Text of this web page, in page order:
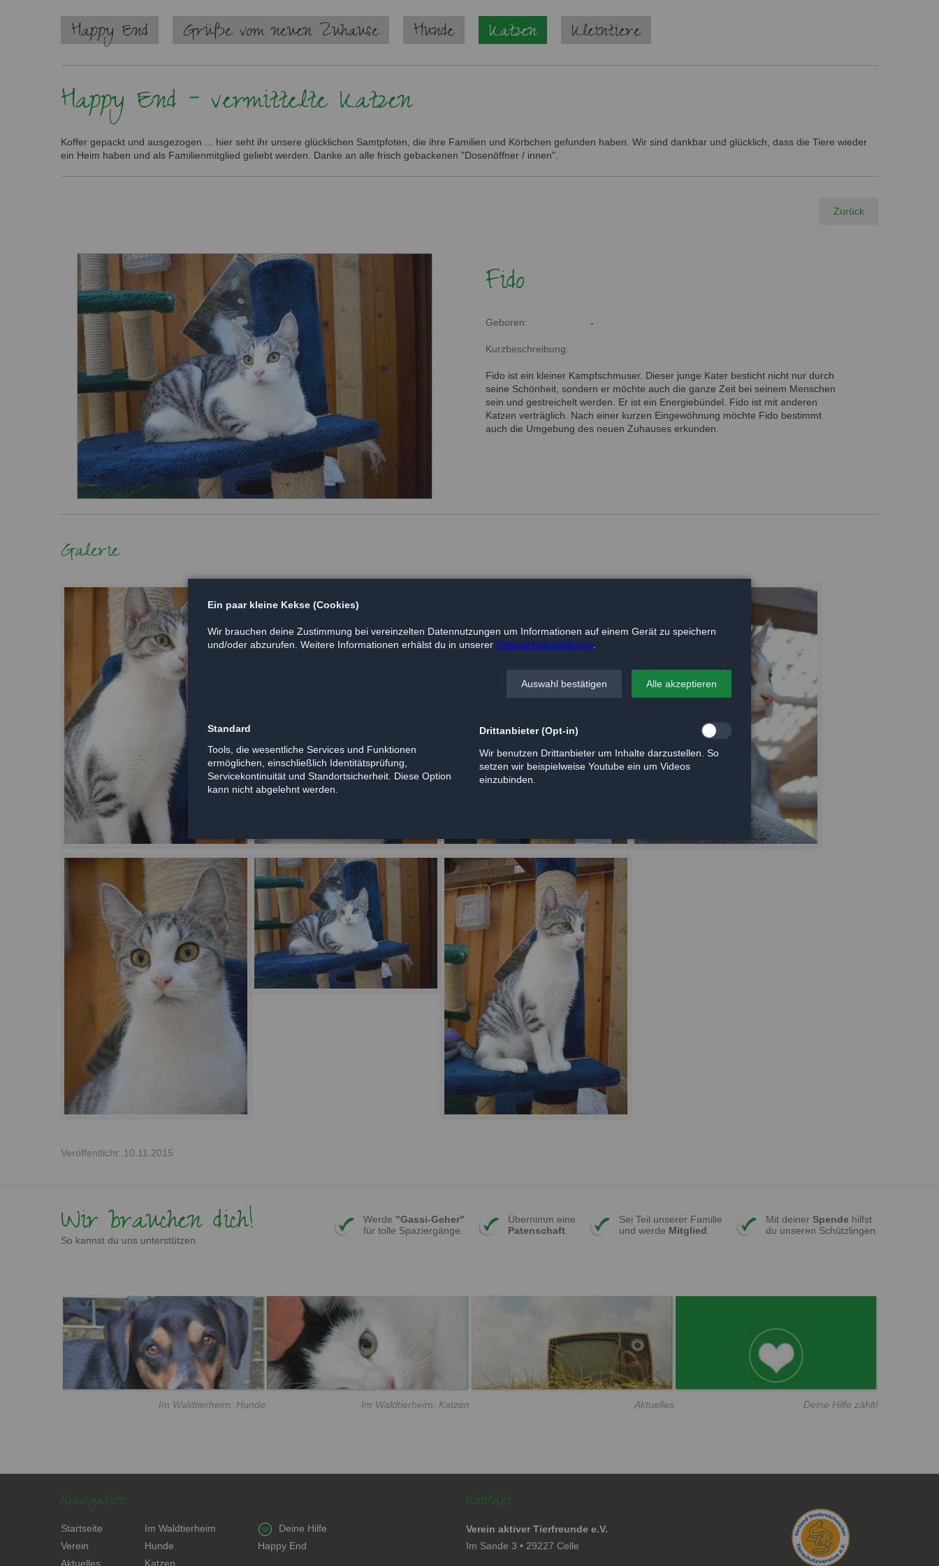
Navigation
überspringen
Happy End Grüße vom neuen Zuhause Hunde Katzen Kleintiere
Happy End - vermittelte Katzen
Koffer gepackt und ausgezogen ... hier seht ihr unsere glücklichen Samtpfoten, die ihre Familien und Körbchen gefunden haben. Wir sind dankbar und glücklich, dass die Tiere wieder
ein Heim haben und als Familienmitglied geliebt werden. Danke an alle frisch gebackenen "Dosenöffner / innen".
Zurück
Fido
Geboren: -
Kurzbeschreibung:
Fido ist ein kleiner Kampfschmuser. Dieser junge Kater besticht nicht nur durch
seine Schönheit, sondern er möchte auch die ganze Zeit bei seinem Menschen
sein und gestreichelt werden. Er ist ein Energiebündel. Fido ist mit anderen
Katzen verträglich. Nach einer kurzen Eingewöhnung möchte Fido bestimmt
auch die Umgebung des neuen Zuhauses erkunden.
Galerie
Veröffentlicht: 10.11.2015
Wir brauchen dich!
So kannst du uns unterstützen.
Werde "Gassi-Geher"
für tolle Spaziergänge.
Übernimm eine
Patenschaft
Sei Teil unserer Familie
und werde Mitglied
Mit deiner Spende hilfst
du unseren Schützlingen.
Im Waldtierheim: Hunde Im Waldtierheim: Katzen Aktuelles Deine Hilfe zählt!
Navigation
Navigation
überspringen
Startseite
Verein
Aktuelles
Navigation
überspringen
Im Waldtierheim
Hunde
Katzen
Navigation
überspringen
Deine Hilfe
Happy End
Kontakt
Verein aktiver Tierfreunde e.V.
Im Sande 3 • 29227 Celle
Ein paar kleine Kekse (Cookies)
Wir brauchen deine Zustimmung bei vereinzelten Datennutzungen um Informationen auf einem Gerät zu speichern
und/oder abzurufen. Weitere Informationen erhälst du in unserer Datenschutzerklärung.
Auswahl bestätigen Alle akzeptieren
Standard
Tools, die wesentliche Services und Funktionen
ermöglichen, einschließlich Identitätsprüfung,
Servicekontinuität und Standortsicherheit. Diese Option
kann nicht abgelehnt werden.
Drittanbieter (Opt-in)
Wir benutzen Drittanbieter um Inhalte darzustellen. So
setzen wir beispielweise Youtube ein um Videos
einzubinden.